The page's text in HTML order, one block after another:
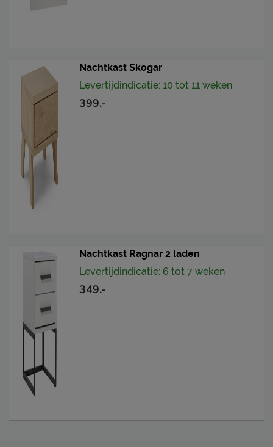
Nachtkast Skogar
Levertijdindicatie: 10 tot 11 weken
399.-
Nachtkast Ragnar 2 laden
Levertijdindicatie: 6 tot 7 weken
349.-